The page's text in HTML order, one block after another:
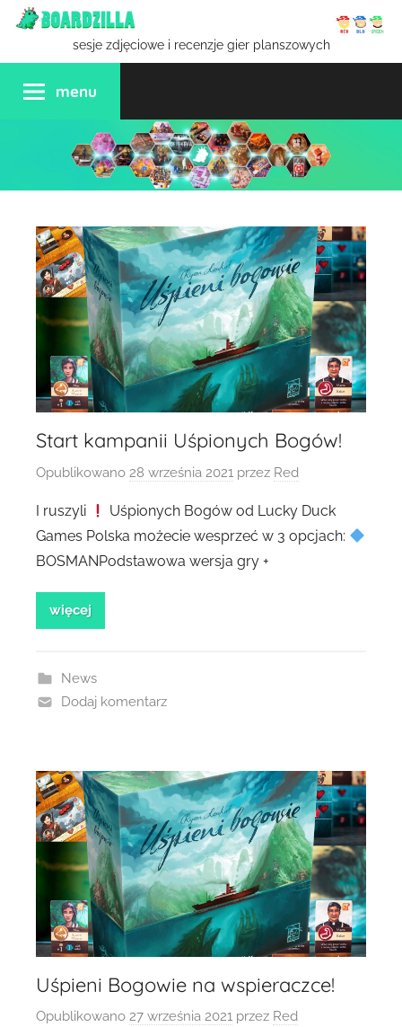
Przejdź
treści
sesje zdjęciowe i recenzje gier planszowych
menu
Start kampanii Uśpionych Bogów!
Opublikowano 28 września 2021 przez Red
I ruszyli
Uśpionych Bogów od Lucky Duck
Games Polska możecie wesprzeć w 3 opcjach:
BOSMANPodstawowa wersja gry +
więcej
News
Dodaj komentarz
Uśpieni Bogowie na wspieraczce!
Opublikowano 27 września 2021 przez Red